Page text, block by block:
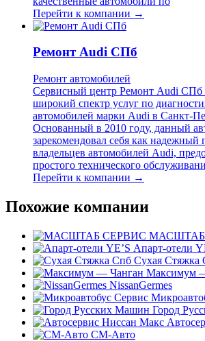
Перейти к компании →
Ремонт Audi СПб
Ремонт автомобилей
Сервисный центр Ремонт Audi СПб
широкий спектр услуг по
автомобилей марки Audi в Санкт-
Основанный в 2010 году, данный
зарекомендовал себя как надежный
владельцев автомобилей Audi,
простого технического
Перейти к компании →
Похожие компании
МАСШТАБ
Апарт-отели
Сухая Стяжка
Максимум
NissanGermes
Город
СМ-Авто